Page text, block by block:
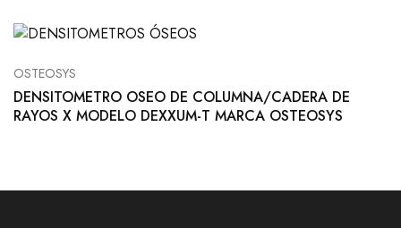
OSTEOSYS
DENSITOMETRO OSEO DE COLUMNA/CADERA DE
RAYOS X MODELO DEXXUM-T MARCA OSTEOSYS